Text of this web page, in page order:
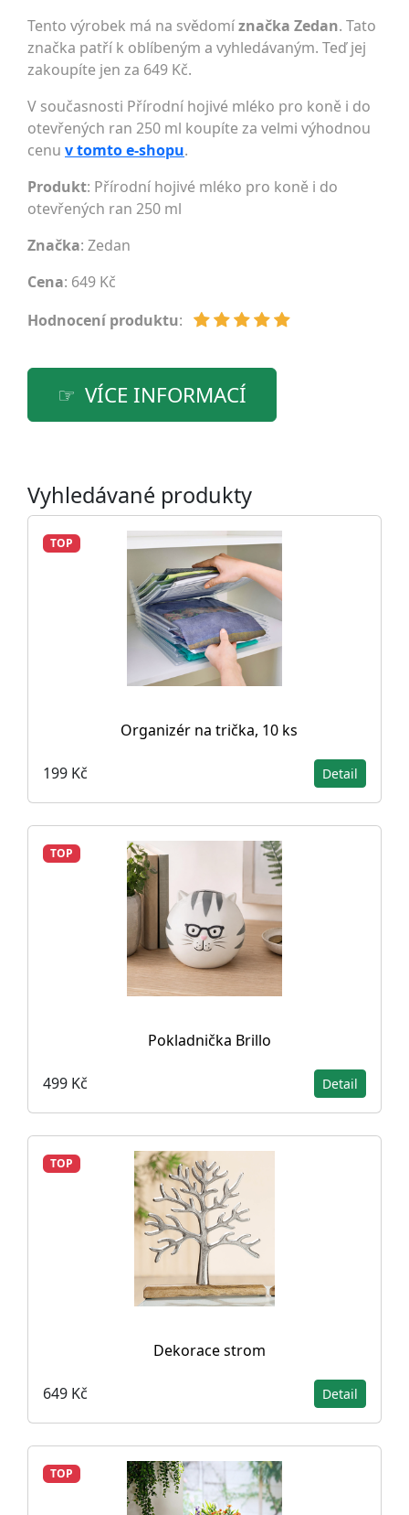
Tento výrobek má na svědomíznačka Zedan. Tato
značka patří k oblíbeným a vyhledávaným. Teď jej
zakoupíte jen za 649 Kč.
V současnosti Přírodní hojivé mléko pro koně i do
otevřených ran 250 ml koupíte za velmi výhodnou
cenu v tomto e-shopu.
Produkt: Přírodní hojivé mléko pro koně i do
otevřených ran 250 ml
Značka: Zedan
Cena: 649 Kč
Hodnocení produktu:
VÍCE INFORMACÍ
Vyhledávané produkty
TOP
Organizér na trička, 10 ks
199 Kč Detail
TOP
Pokladnička Brillo
499 Kč Detail
TOP
Dekorace strom
649 Kč Detail
TOP